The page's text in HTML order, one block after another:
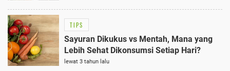
TIPS
Sayuran Dikukus vs Mentah, Mana yang
Lebih Sehat Dikonsumsi Setiap Hari?
lewat 3 tahun lalu